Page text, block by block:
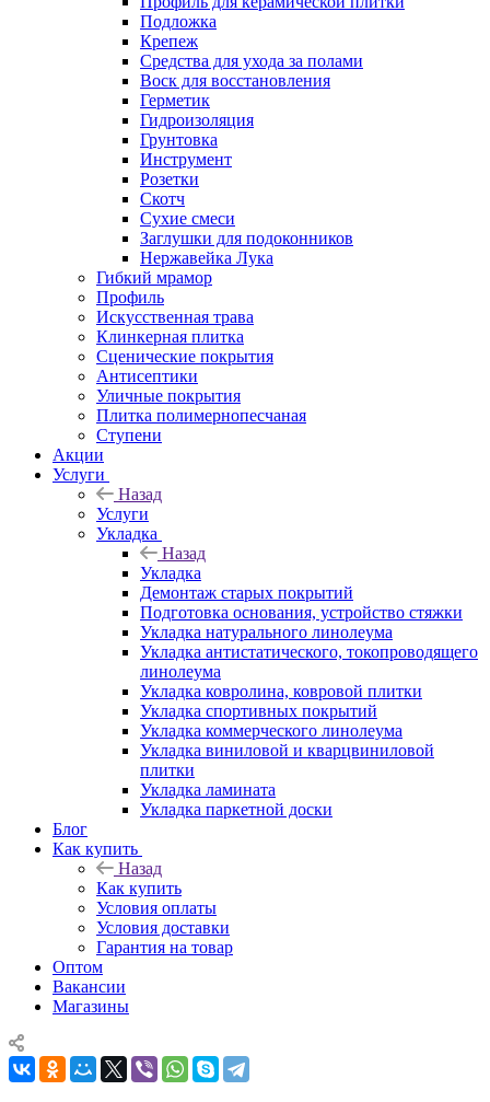
Подложка
Крепеж
Средства для ухода за полами
Воск для восстановления
Герметик
Гидроизоляция
Грунтовка
Инструмент
Розетки
Скотч
Сухие смеси
Заглушки для подоконников
Нержавейка Лука
Гибкий мрамор
Профиль
Искусственная трава
Клинкерная плитка
Сценические покрытия
Антисептики
Уличные покрытия
Плитка полимернопесчаная
Ступени
Акции
Услуги
Назад
Услуги
Укладка
Назад
Укладка
Демонтаж старых покрытий
Подготовка основания, устройство стяжки
Укладка натурального линолеума
Укладка антистатического, токопроводящего
линолеума
Укладка ковролина, ковровой плитки
Укладка спортивных покрытий
Укладка коммерческого линолеума
Укладка виниловой и кварцвиниловой
плитки
Укладка ламината
Укладка паркетной доски
Блог
Как купить
Назад
Как купить
Условия оплаты
Условия доставки
Гарантия на товар
Оптом
Вакансии
Магазины